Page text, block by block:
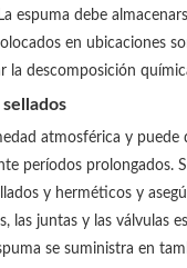
espuma debe
en ubicaciones
la descomposición
atmosférica y puede
períodos prolongados.
y herméticos y
las juntas y las válvulas
se suministra en